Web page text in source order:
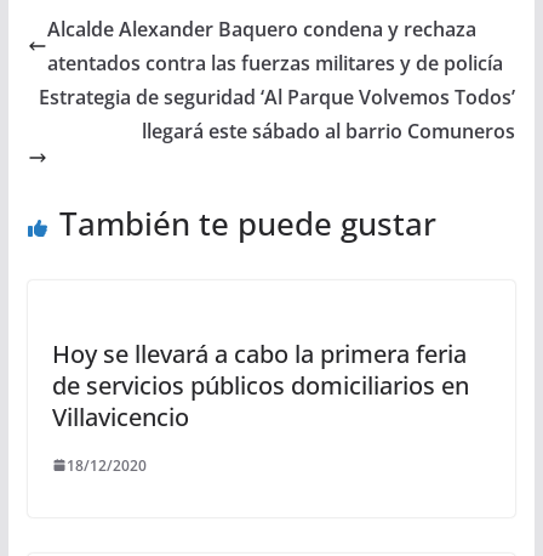
Alcalde Alexander Baquero condena y rechaza
atentados contra las fuerzas militares y de policía
Estrategia de seguridad ‘Al Parque Volvemos Todos’
llegará este sábado al barrio Comuneros
También te puede gustar
Hoy se llevará a cabo la primera feria
de servicios públicos domiciliarios en
Villavicencio
18/12/2020